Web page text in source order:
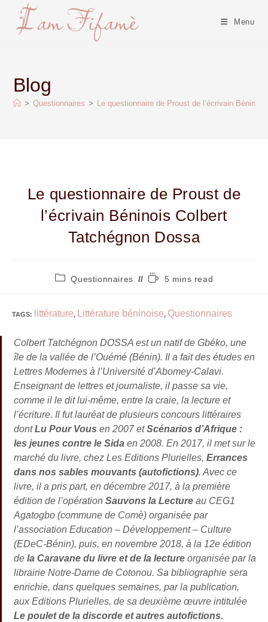
Menu
Blog
> Questionnaires > Le questionnaire de Proust de l’écrivain
Le questionnaire de Proust de
l’écrivain Béninois Colbert
Tatchégnon Dossa
Questionnaires 5 mins read
TAGS: littérature, Littérature béninoise, Questionnaires
Colbert Tatchégnon DOSSA est un natif de Gbéko, une
île de la vallée de l’Ouémé (Bénin). Il a fait des études en
Lettres Modernes à l’Université d’Abomey-Calavi.
Enseignant de lettres et journaliste, il passe sa vie,
comme il le dit lui-même, entre la craie, la lecture et
l’écriture. Il fut lauréat de plusieurs concours littéraires
dontLu Pour Vous en 2007 etScénarios d’Afrique :
les jeunes contre le Sida en 2008. En 2017, il met sur le
marché du livre, chez Les Editions Plurielles, Errances
dans nos sables mouvants (autofictions). Avec ce
livre, il a pris part, en décembre 2017, à la première
édition de l’opération Sauvons la Lecture au CEG1
Agatogbo (commune de Comè) organisée par
l’association Education – Développement – Culture
(EDeC-Bénin), puis, en novembre 2018, à la 12e édition
de la Caravane du livre et de la lecture organisée par la
librairie Notre-Dame de Cotonou. Sa bibliographie sera
enrichie, dans quelques semaines, par la publication,
aux Editions Plurielles, de sa deuxième œuvre intitulée
Le poulet de la discorde et autres autofictions.